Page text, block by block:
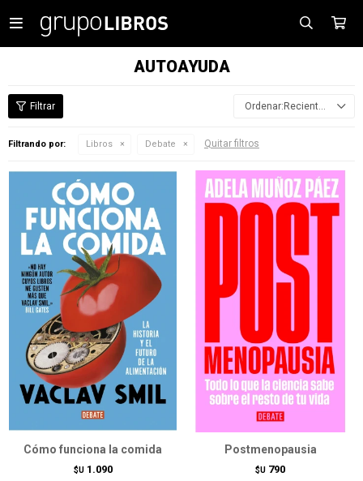

AUTOAYUDA
Recientes
Filtrando por: Libros Debate Quitar filtros
Cómo funciona la comida
$U 1.090
Postmenopausia
$U 790